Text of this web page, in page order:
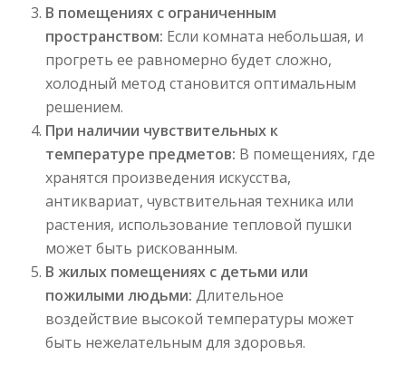
В помещениях с ограниченным
пространством: Если комната небольшая, и
прогреть ее равномерно будет сложно,
холодный метод становится оптимальным
решением.
При наличии чувствительных к
температуре предметов: В помещениях, где
хранятся произведения искусства,
антиквариат, чувствительная техника или
растения, использование тепловой пушки
может быть рискованным.
В жилых помещениях с детьми или
пожилыми людьми: Длительное
воздействие высокой температуры может
быть нежелательным для здоровья.